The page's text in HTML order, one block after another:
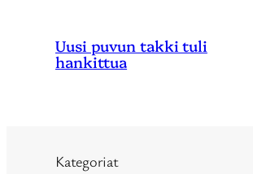
Uusi puvun takki tuli
hankittua
Kategoriat